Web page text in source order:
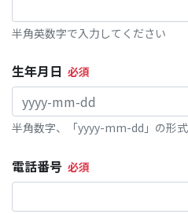
半角英数字で入力してください
生年月日
半角数字、「yyyy-mm-dd」の形
電話番号